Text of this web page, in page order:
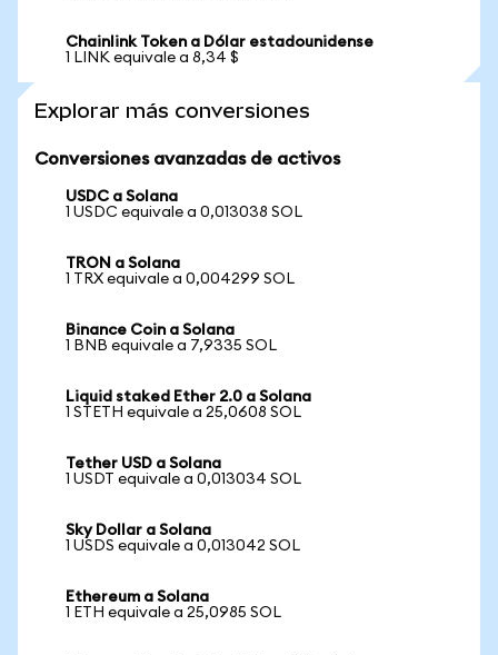
Chainlink Token a Dólar estadounidense
1 LINK equivale a 8,34 $
Explorar más conversiones
Conversiones avanzadas de activos
USDC a Solana
1 USDC equivale a 0,013038 SOL
TRON a Solana
1 TRX equivale a 0,004299 SOL
Binance Coin a Solana
1 BNB equivale a 7,9335 SOL
Liquid staked Ether 2.0 a Solana
1 STETH equivale a 25,0608 SOL
Tether USD a Solana
1 USDT equivale a 0,013034 SOL
Sky Dollar a Solana
1 USDS equivale a 0,013042 SOL
Ethereum a Solana
1 ETH equivale a 25,0985 SOL